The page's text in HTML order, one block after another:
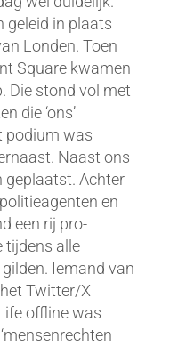
geleid in plaats
Londen. Toen
Square kwamen
Die stond vol met
die ‘ons’
podium was
Naast ons
geplaatst. Achter
en
een rij pro-
tijdens alle
Iemand van
Twitter/X
offline was